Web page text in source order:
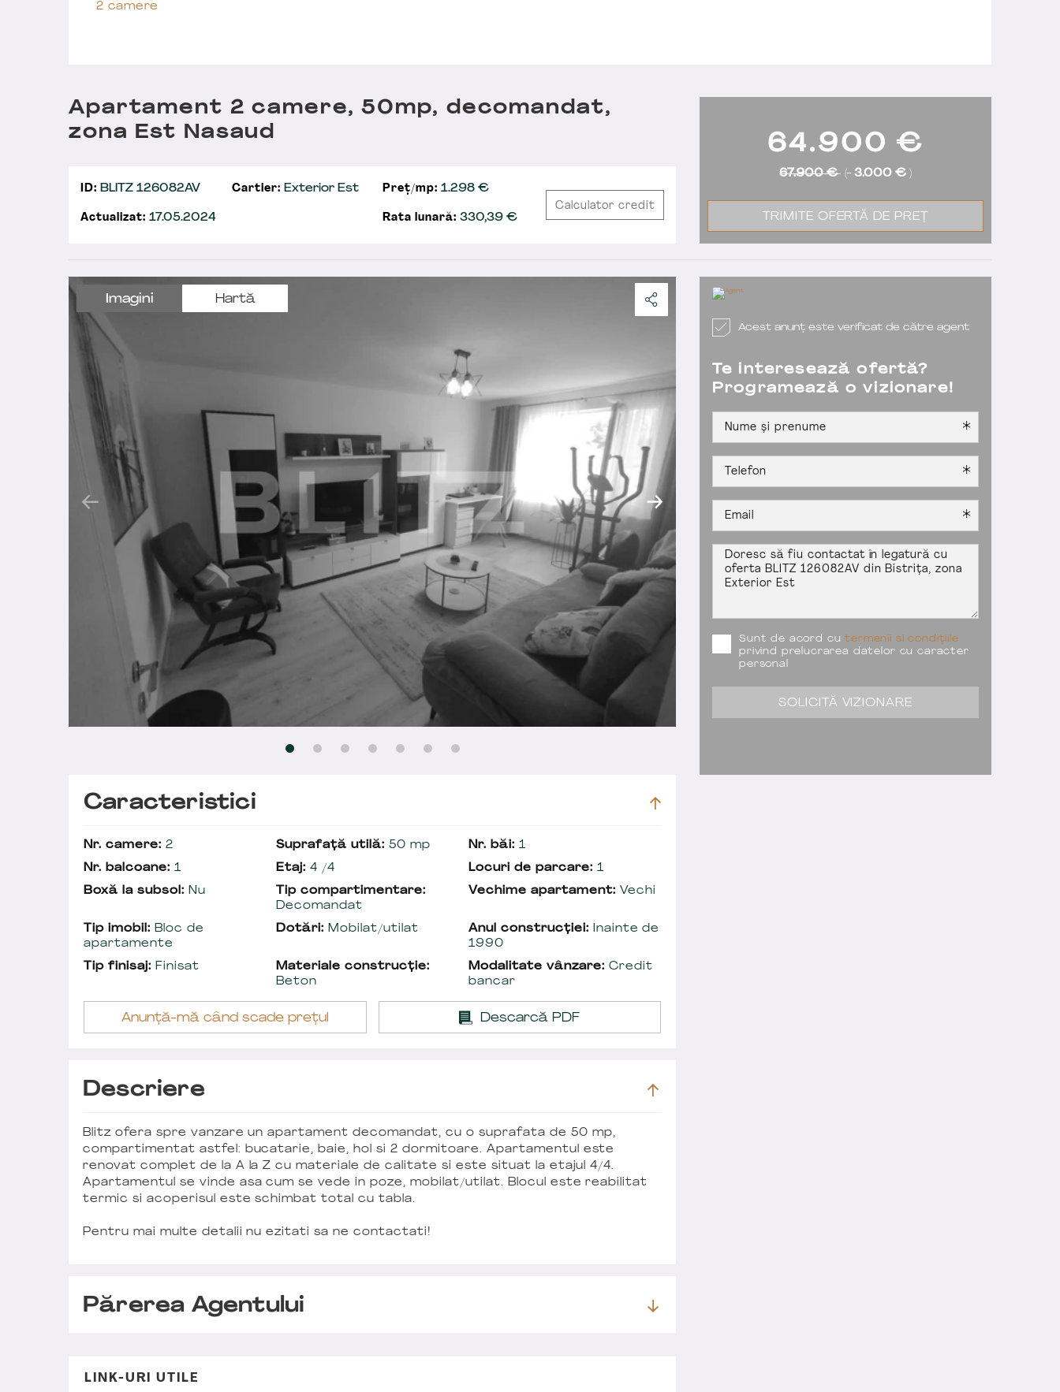
2 camere
Imagini Hartă
Apartament 2 camere, 50mp, decomandat,
zona Est Nasaud
ID: BLITZ 126082AV Cartier: Exterior Est Preț/mp: 1.298 €
Actualizat: 17.05.2024 Rata lunară:330,39 €
Calculator credit
Acest anunț este verificat de către agent
Te interesează ofertă?
Programează o vizionare!
Sunt de acord cutermenii si condițiile
privind prelucrarea datelor cu caracter
personal
SOLICITĂ VIZIONARE
64.900 €
67.900 € (- 3.000 € )
TRIMITE OFERTĂ DE PREȚ
Caracteristici
Nr. camere: 2 Suprafață utilă: 50 mp Nr. băi: 1
Nr. balcoane: 1 Etaj: 4 /4 Locuri de parcare: 1
Boxă la subsol: Nu
Tip compartimentare:
Decomandat
Vechime apartament: Vechi
Tip imobil: Bloc de
apartamente
Dotări: Mobilat/utilat Anul construcției: Inainte de
1990
Tip finisaj: Finisat
Materiale construcție:
Beton
Modalitate vânzare: Credit
bancar
Anunță-mă când scade prețul Descarcă PDF
Descriere
Blitz ofera spre vanzare un apartament decomandat, cu o suprafata de 50 mp,
compartimentat astfel: bucatarie, baie, hol si 2 dormitoare. Apartamentul este
renovat complet de la A la Z cu materiale de calitate si este situat la etajul 4/4.
Apartamentul se vinde asa cum se vede in poze, mobilat/utilat. Blocul este reabilitat
termic si acoperisul este schimbat total cu tabla.
Pentru mai multe detalii nu ezitati sa ne contactati!
Părerea Agentului
LINK-URI UTILE